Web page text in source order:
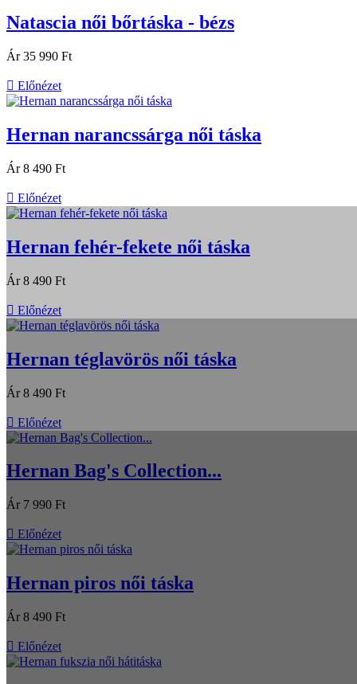
Natascia női bőrtáska - bézs
Ár 35 990 Ft
 Előnézet
Hernan narancssárga női táska
Ár 8 490 Ft
 Előnézet
Hernan fehér-fekete női táska
Ár 8 490 Ft
 Előnézet
Hernan téglavörös női táska
Ár 8 490 Ft
 Előnézet
Hernan Bag's Collection...
Ár 7 990 Ft
 Előnézet
Hernan piros női táska
Ár 8 490 Ft
 Előnézet